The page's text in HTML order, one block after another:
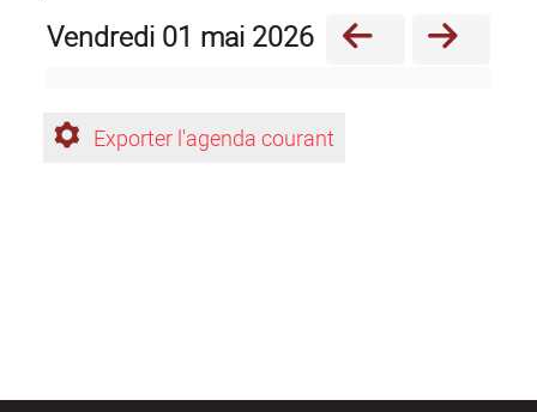
vendredi 01 mai 2026
Exporter l'agenda courant